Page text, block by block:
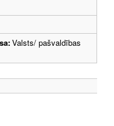
Valsts/ pašvaldības